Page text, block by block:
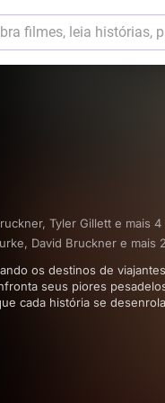
, Tyler Gillett e mais 4
, David Bruckner e mais
seus piores
cada história se
proporcionando
nesse trecho sinistro da